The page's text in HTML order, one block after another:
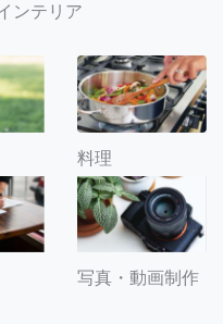
ンテリア
料理
写真・動画制作